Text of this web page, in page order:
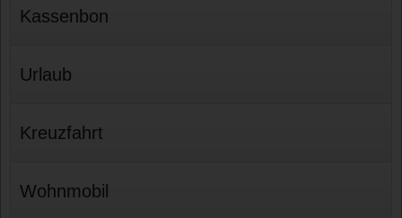
Kassenbon
Urlaub
Kreuzfahrt
Wohnmobil